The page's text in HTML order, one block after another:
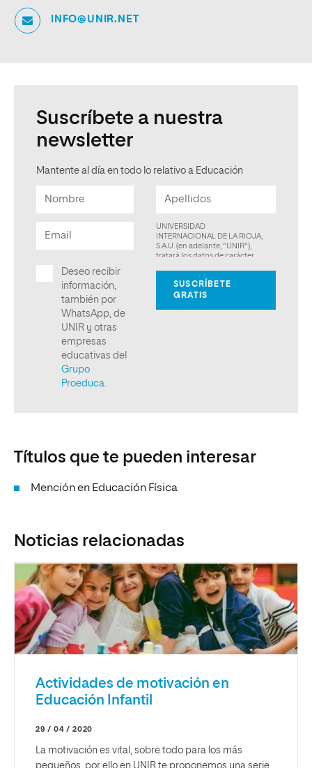
INFO@UNIR.NET
Suscríbete a nuestra
newsletter
Mantente al día en todo lo relativo a Educación
Títulos que te pueden interesar
Mención en Educación Física
Noticias relacionadas
Actividades de motivación en
Educación Infantil
29 / 04 / 2020
La motivación es vital, sobre todo para los más
pequeños, por ello en UNIR te proponemos una serie